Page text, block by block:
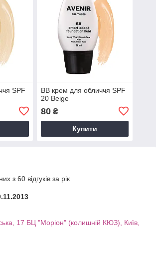
SPF
BB крем для обличчя SPF
20 Beige
80₴
Купити
з 60 відгуків за рік
17 БЦ "Моріон" (колишній КЮЗ), Київ,